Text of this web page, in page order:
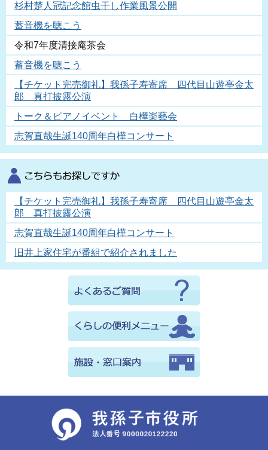
杉村楚人冠記念館虫干し作業風景公開
蓄音機を聴こう
令和7年度清接庵茶会
蓄音機を聴こう
【チケット完売御礼】我孫子寿寄席 四代目山遊亭金太
郎 真打披露公演
トーク＆ピアノイベント 白樺楽藝会
志賀直哉生誕140周年白樺コンサート
【チケット完売御礼】我孫子寿寄席 四代目山遊亭金太
郎 真打披露公演
志賀直哉生誕140周年白樺コンサート
旧井上家住宅が番組で紹介されました